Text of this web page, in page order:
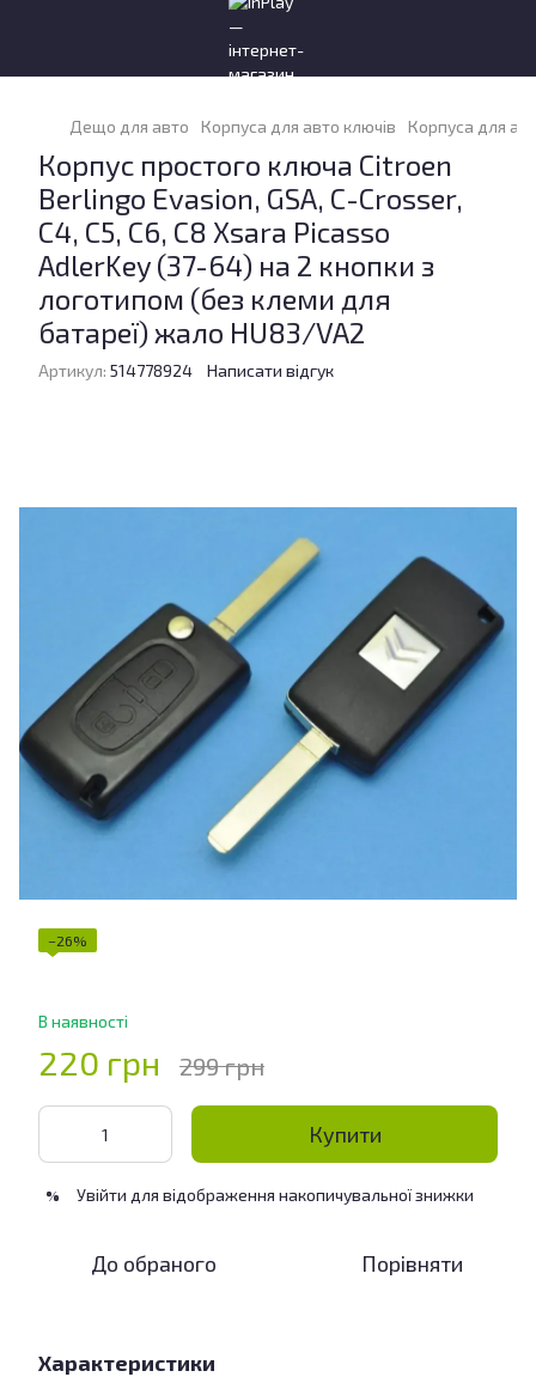
Дещо для авто Корпуса для авто ключів Корпуса для
Корпус простого ключа Citroen
Berlingo Evasion, GSA, C-Crosser,
C4, C5, C6, C8 Xsara Picasso
AdlerKey (37-64) на 2 кнопки з
логотипом (без клеми для
батареї) жало HU83/VA2
Артикул: 514778924 Написати відгук
−26%
В наявності
220 грн 299 грн
Купити
% Увійти для відображення накопичувальної знижки
До обраного Порівняти
Характеристики